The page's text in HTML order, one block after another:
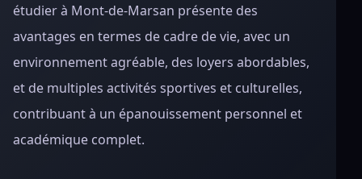
étudier à Mont-de-Marsan présente des
avantages en termes de cadre de vie, avec un
environnement agréable, des loyers abordables,
et de multiples activités sportives et culturelles,
contribuant à un épanouissement personnel et
académique complet.